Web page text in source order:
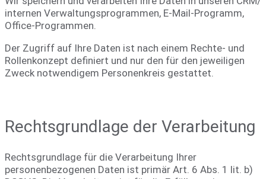
internen Verwaltungsprogrammen, E-Mail-Programm,
Office-Programmen.
Der Zugriff auf Ihre Daten ist nach einem Rechte- und
Rollenkonzept definiert und nur den für den jeweiligen
Zweck notwendigem Personenkreis gestattet.
Rechtsgrundlage der Verarbeitung
Rechtsgrundlage für die Verarbeitung Ihrer
personenbezogenen Daten ist primär Art. 6 Abs. 1 lit. b)